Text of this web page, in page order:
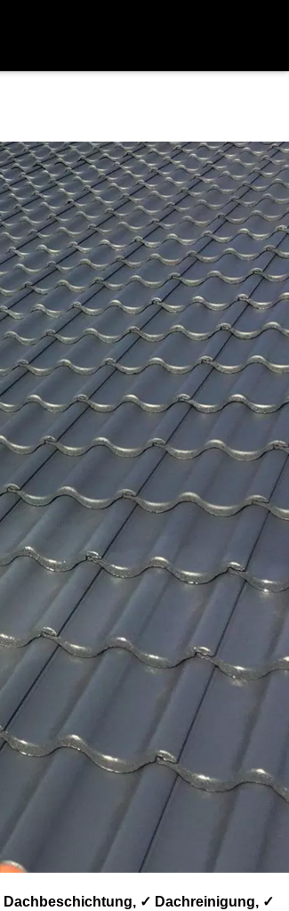
Dachbeschichtung, ✓ Dachreinigung, ✓